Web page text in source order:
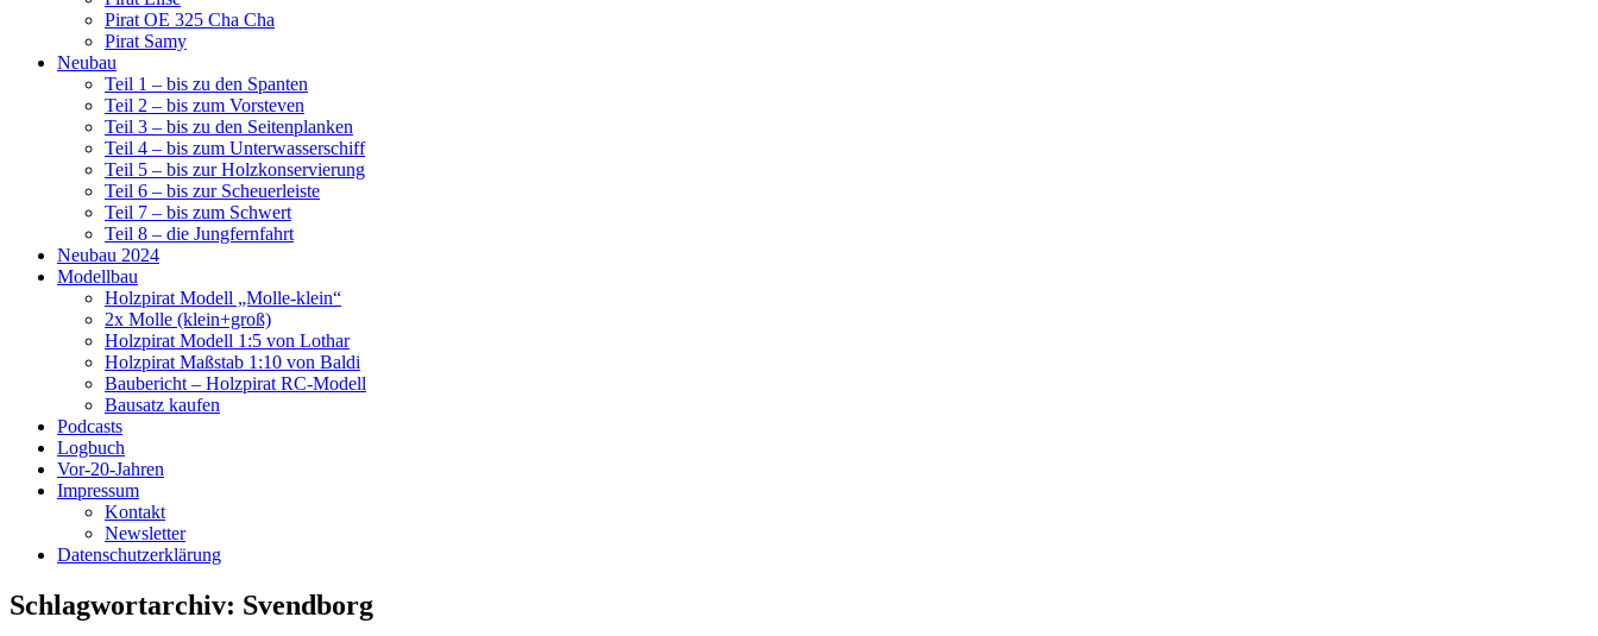
Pirat OE 325 Cha Cha
Pirat Samy
Neubau
Teil 1 – bis zu den Spanten
Teil 2 – bis zum Vorsteven
Teil 3 – bis zu den Seitenplanken
Teil 4 – bis zum Unterwasserschiff
Teil 5 – bis zur Holzkonservierung
Teil 6 – bis zur Scheuerleiste
Teil 7 – bis zum Schwert
Teil 8 – die Jungfernfahrt
Neubau 2024
Modellbau
Holzpirat Modell „Molle-klein“
2x Molle (klein+groß)
Holzpirat Modell 1:5 von Lothar
Holzpirat Maßstab 1:10 von Baldi
Baubericht – Holzpirat RC-Modell
Bausatz kaufen
Podcasts
Logbuch
Vor-20-Jahren
Impressum
Kontakt
Newsletter
Datenschutzerklärung
Schlagwortarchiv: Svendborg